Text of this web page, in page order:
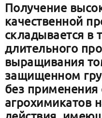
Получение
качественной
складывается в
длительного
выращивания
защищенном
без применения
агрохимикатов